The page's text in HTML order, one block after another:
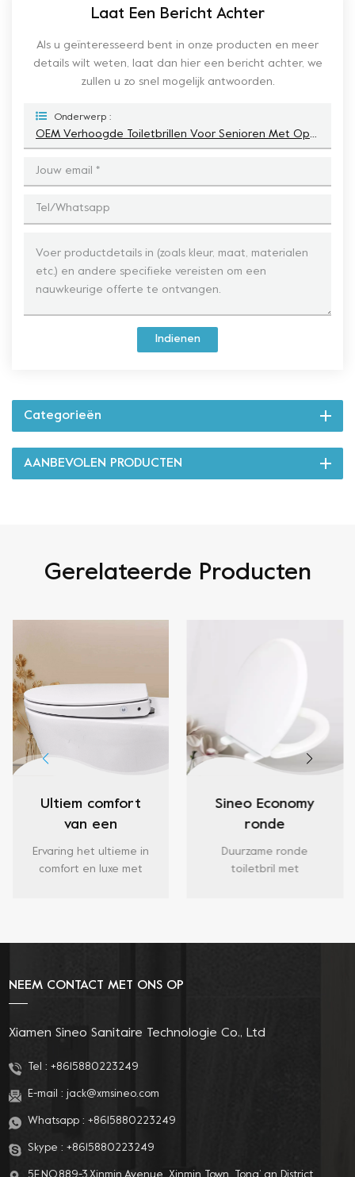
Laat Een Bericht Achter
Als u geïnteresseerd bent in onze producten en meer
details wilt weten, laat dan hier een bericht achter, we
zullen u zo snel mogelijk antwoorden.
Onderwerp :
OEM Verhoogde Toiletbrillen Voor Senioren Met Open Stoel Aan De Voorkant
Indienen
Categorieën
AANBEVOLEN PRODUCTEN
Gerelateerde Producten
Ultiem comfort
van een
verwarmde
toiletbril van UF-
Ervaring het ultieme in
comfort en luxe met
naar een hoger niveau
functionaliteit met
warmte en comfort.
Sineo Economy
ronde
toiletbrillen in wit
Duurzame ronde
toiletbril met
NEEM CONTACT MET ONS OP
Xiamen Sineo Sanitaire Technologie Co., Ltd
Tel : +8615880223249
E-mail : jack@xmsineo.com
Whatsapp : +8615880223249
Skype : +8615880223249